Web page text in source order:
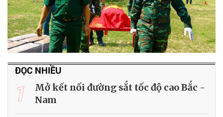
ĐỌC NHIỀU
1
Mở kết nối đường sắt tốc độ cao Bắc -
Nam